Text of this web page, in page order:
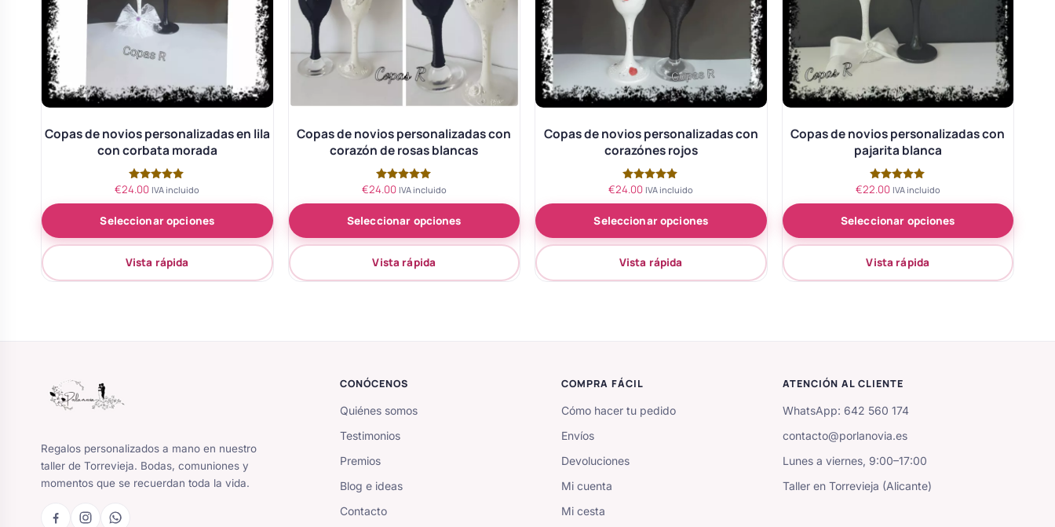
Copas de novios personalizadas en lila
con corbata morada
Valorado
de 5
€24.00 IVA incluido
Seleccionar opciones
Vista rápida
Copas de novios personalizadas con
corazón de rosas blancas
Valorado
de 5
€24.00 IVA incluido
Seleccionar opciones
Vista rápida
Copas de novios personalizadas con
corazónes rojos
Valorado
de 5
€24.00 IVA incluido
Seleccionar opciones
Vista rápida
Copas de novios personalizadas con
pajarita blanca
Valorado
de 5
€22.00 IVA incluido
Seleccionar opciones
Vista rápida
Regalos personalizados a mano en nuestro
taller de Torrevieja. Bodas, comuniones y
momentos que se recuerdan toda la vida.
CONÓCENOS
Quiénes somos
Testimonios
Premios
Blog e ideas
Contacto
COMPRA FÁCIL
Cómo hacer tu pedido
Envíos
Devoluciones
Mi cuenta
Mi cesta
ATENCIÓN AL CLIENTE
WhatsApp: 642 560 174
contacto@porlanovia.es
Lunes a viernes, 9:00–17:00
Taller en Torrevieja (Alicante)